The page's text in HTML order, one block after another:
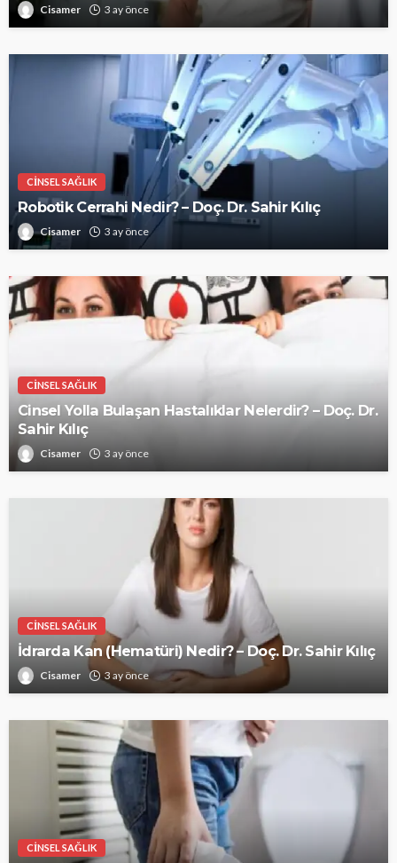
Cisamer 3 ay önce
CINSEL SAĞLIK
Robotik Cerrahi Nedir? – Doç. Dr. Sahir Kılıç
Cisamer 3 ay önce
CINSEL SAĞLIK
Cinsel Yolla Bulaşan Hastalıklar Nelerdir? – Doç. Dr.
Sahir Kılıç
Cisamer 3 ay önce
CINSEL SAĞLIK
İdrarda Kan (Hematüri) Nedir? – Doç. Dr. Sahir Kılıç
Cisamer 3 ay önce
CINSEL SAĞLIK